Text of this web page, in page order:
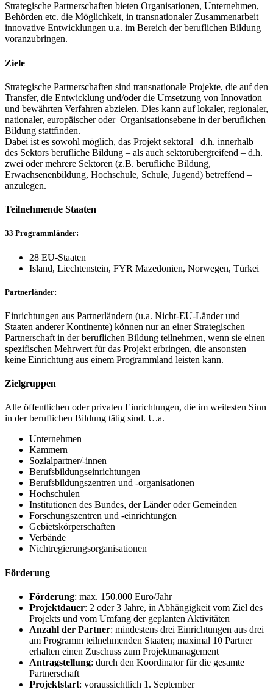
Strategische Partnerschaften bieten Organisationen, Unternehmen,
Behörden etc. die Möglichkeit, in transnationaler Zusammenarbeit
innovative Entwicklungen u.a. im Bereich der beruflichen Bildung
voranzubringen.
Ziele
Strategische Partnerschaften sind transnationale Projekte, die auf den
Transfer, die Entwicklung und/oder die Umsetzung von Innovation
und bewährten Verfahren abzielen. Dies kann auf lokaler, regionaler,
nationaler, europäischer oder Organisationsebene in der beruflichen
Bildung stattfinden.
Dabei ist es sowohl möglich, das Projekt sektoral– d.h. innerhalb
des Sektors berufliche Bildung – als auch sektorübergreifend – d.h.
zwei oder mehrere Sektoren (z.B. berufliche Bildung,
Erwachsenenbildung, Hochschule, Schule, Jugend) betreffend –
anzulegen.
Teilnehmende Staaten
33 Programmländer:
28 EU-Staaten
Island, Liechtenstein, FYR Mazedonien, Norwegen, Türkei
Partnerländer:
Einrichtungen aus Partnerländern (u.a. Nicht-EU-Länder und
Staaten anderer Kontinente) können nur an einer Strategischen
Partnerschaft in der beruflichen Bildung teilnehmen, wenn sie einen
spezifischen Mehrwert für das Projekt erbringen, die ansonsten
keine Einrichtung aus einem Programmland leisten kann.
Zielgruppen
Alle öffentlichen oder privaten Einrichtungen, die im weitesten Sinn
in der beruflichen Bildung tätig sind. U.a.
Unternehmen
Kammern
Sozialpartner/-innen
Berufsbildungseinrichtungen
Berufsbildungszentren und -organisationen
Hochschulen
Institutionen des Bundes, der Länder oder Gemeinden
Forschungszentren und -einrichtungen
Gebietskörperschaften
Verbände
Nichtregierungsorganisationen
Förderung
Förderung: max. 150.000 Euro/Jahr
Projektdauer: 2 oder 3 Jahre, in Abhängigkeit vom Ziel des
Projekts und vom Umfang der geplanten Aktivitäten
Anzahl der Partner: mindestens drei Einrichtungen aus drei
am Programm teilnehmenden Staaten; maximal 10 Partner
erhalten einen Zuschuss zum Projektmanagement
Antragstellung: durch den Koordinator für die gesamte
Partnerschaft
Projektstart: voraussichtlich 1. September